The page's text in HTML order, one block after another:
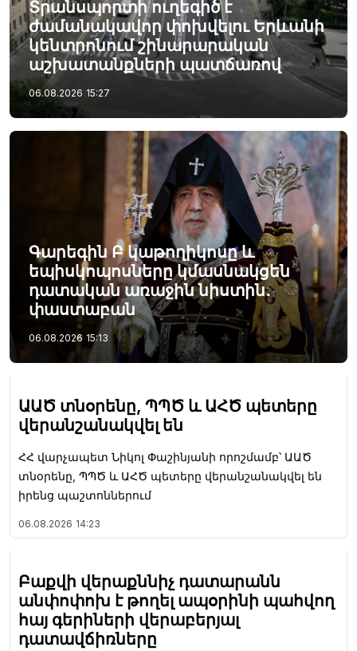
Տրանսպորտի ուղեգիծ է
ժամանակավոր փոխվելու Երևանի
կենտրոնում շինարարական
աշխատանքների պատճառով
06.08.2026 15:27
Գարեգին Բ կաթողիկոսը և
եպիսկոպոսները կմասնակցեն
դատական առաջին նիստին․
փաստաբան
06.08.2026 15:13
ԱԱԾ տնօրենը, ՊՊԾ և ԱՀԾ պետերը
վերանշանակվել են
ՀՀ վարչապետ Նիկոլ Փաշինյանի որոշմամբ՝ ԱԱԾ
տնօրենը, ՊՊԾ և ԱՀԾ պետերը վերանշանակվել են
իրենց պաշտոններում
06.08.2026 14:23
Բաքվի վերաքննիչ դատարանն
անփոփոխ է թողել ապօրինի պահվող
հայ գերիների վերաբերյալ
դատավճիռները